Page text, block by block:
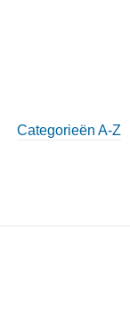
Categorieën A-Z